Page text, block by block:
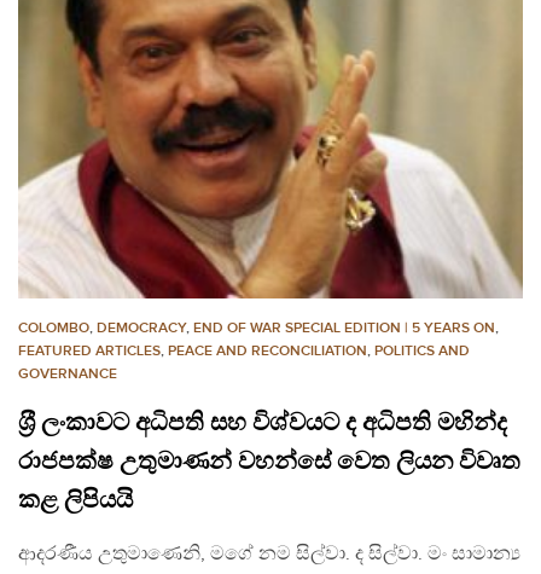
COLOMBO, DEMOCRACY, END OF WAR SPECIAL EDITION | 5 YEARS ON,
FEATURED ARTICLES, PEACE AND RECONCILIATION, POLITICS AND
GOVERNANCE
ශ‍්‍රී ලංකාවට අධිපති සහ විශ්වයට ද අධිපති මහින්ද
රාජපක්ෂ උතුමාණන් වහන්සේ වෙත ලියන විවෘත
කළ ලිපියයි
ආදරණීය උතුමාණෙනි, මගේ නම සිල්වා. ද සිල්වා. මං සාමාන්‍ය